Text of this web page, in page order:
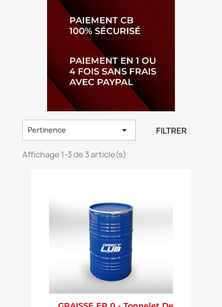
Pertinence  FILTRER
Affichage 1-3 de 3 article(s)